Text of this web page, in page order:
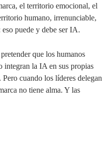
el territorio emocional, el
humano, irrenunciable,
puede y debe ser IA.
que los humanos
integran la IA en sus propias
cuando los líderes delegan
no tiene alma. Y las